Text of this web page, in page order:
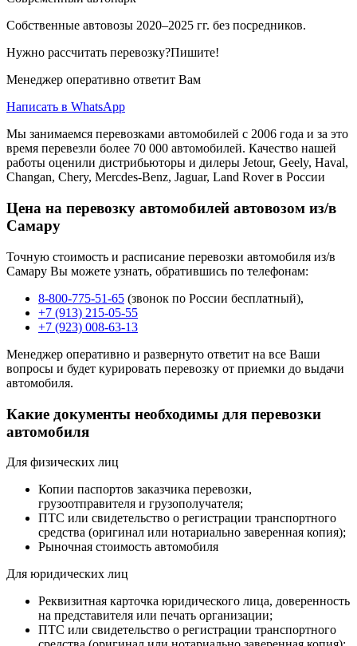
Собственные автовозы 2020–2025 гг. без посредников.
Нужно рассчитать перевозку?Пишите!
Менеджер оперативно ответит Вам
Написать в WhatsApp
Мы занимаемся перевозками автомобилей с 2006 года и за это
время перевезли более 70 000 автомобилей. Качество нашей
работы оценили дистрибьюторы и дилеры Jetour, Geely, Haval,
Changan, Chery, Mercdes-Benz, Jaguar, Land Rover в России
Цена на перевозку автомобилей автовозом из/в
Самару
Точную стоимость и расписание перевозки автомобиля из/в
Самару Вы можете узнать, обратившись по телефонам:
8-800-775-51-65 (звонок по России бесплатный),
+7 (913) 215-05-55
+7 (923) 008-63-13
Менеджер оперативно и развернуто ответит на все Ваши
вопросы и будет курировать перевозку от приемки до выдачи
автомобиля.
Какие документы необходимы для перевозки
автомобиля
Для физических лиц
Копии паспортов заказчика перевозки,
грузоотправителя и грузополучателя;
ПТС или свидетельство о регистрации транспортного
средства (оригинал или нотариально заверенная копия);
Рыночная стоимость автомобиля
Для юридических лиц
Реквизитная карточка юридического лица, доверенность
на представителя или печать организации;
ПТС или свидетельство о регистрации транспортного